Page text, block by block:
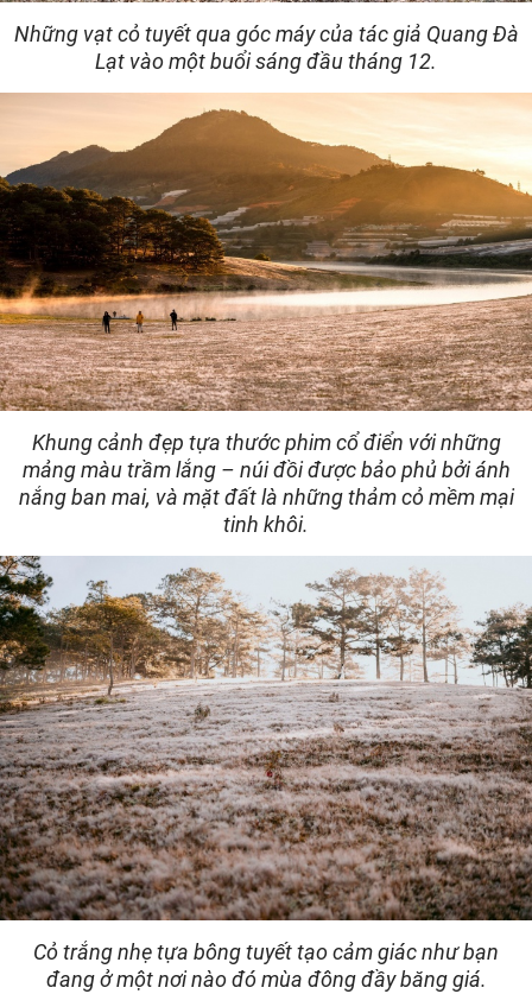
Những vạt cỏ tuyết qua góc máy của tác giả Quang Đà
Lạt vào một buổi sáng đầu tháng 12.
Khung cảnh đẹp tựa thước phim cổ điển với những
mảng màu trầm lắng – núi đồi được bảo phủ bởi ánh
nắng ban mai, và mặt đất là những thảm cỏ mềm mại
tinh khôi.
Cỏ trắng nhẹ tựa bông tuyết tạo cảm giác như bạn
đang ở một nơi nào đó mùa đông đầy băng giá.